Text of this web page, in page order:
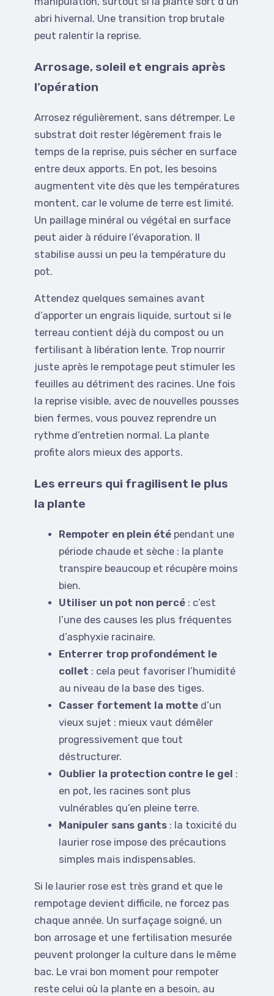
abri hivernal. Une transition trop brutale
peut ralentir la reprise.
Arrosage, soleil et engrais après
l’opération
Arrosez régulièrement, sans détremper. Le
substrat doit rester légèrement frais le
temps de la reprise, puis sécher en surface
entre deux apports. En pot, les besoins
augmentent vite dès que les températures
montent, car le volume de terre est limité.
Un paillage minéral ou végétal en surface
peut aider à réduire l’évaporation. Il
stabilise aussi un peu la température du
pot.
Attendez quelques semaines avant
d’apporter un engrais liquide, surtout si le
terreau contient déjà du compost ou un
fertilisant à libération lente. Trop nourrir
juste après le rempotage peut stimuler les
feuilles au détriment des racines. Une fois
la reprise visible, avec de nouvelles pousses
bien fermes, vous pouvez reprendre un
rythme d’entretien normal. La plante
profite alors mieux des apports.
Les erreurs qui fragilisent le plus
la plante
Rempoter en plein été pendant une
période chaude et sèche : la plante
transpire beaucoup et récupère moins
bien.
Utiliser un pot non percé : c’est
l’une des causes les plus fréquentes
d’asphyxie racinaire.
Enterrer trop profondément le
collet : cela peut favoriser l’humidité
au niveau de la base des tiges.
Casser fortement la motte d’un
vieux sujet : mieux vaut démêler
progressivement que tout
déstructurer.
Oublier la protection contre le gel :
en pot, les racines sont plus
vulnérables qu’en pleine terre.
Manipuler sans gants : la toxicité du
laurier rose impose des précautions
simples mais indispensables.
Si le laurier rose est très grand et que le
rempotage devient difficile, ne forcez pas
chaque année. Un surfaçage soigné, un
bon arrosage et une fertilisation mesurée
peuvent prolonger la culture dans le même
bac. Le vrai bon moment pour rempoter
reste celui où la plante en a besoin, au